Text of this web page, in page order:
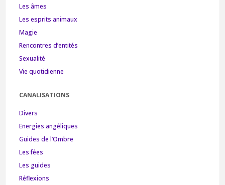
Les âmes
Les esprits animaux
Magie
Rencontres d’entités
Sexualité
Vie quotidienne
CANALISATIONS
Divers
Energies angéliques
Guides de l’Ombre
Les fées
Les guides
Réflexions